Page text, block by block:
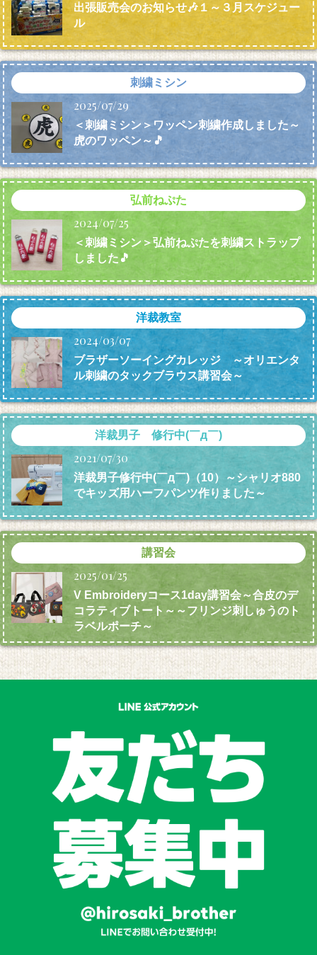
出張販売会のお知らせ🎶１～３月スケジュー
ル
刺繍ミシン
2025/07/29
＜刺繍ミシン＞ワッペン刺繍作成しました～
虎のワッペン～🎵
弘前ねぷた
2024/07/25
＜刺繍ミシン＞弘前ねぷたを刺繍ストラップ
しました🎵
洋裁教室
2024/03/07
ブラザーソーイングカレッジ ～オリエンタ
ル刺繍のタックブラウス講習会～
洋裁男子 修行中(￣д￣)
2021/07/30
洋裁男子修行中(￣д￣)（10）～シャリオ880
でキッズ用ハーフパンツ作りました～
講習会
2025/01/25
V Embroideryコース1day講習会～合皮のデ
コラティブトート～～フリンジ刺しゅうのト
ラベルポーチ～